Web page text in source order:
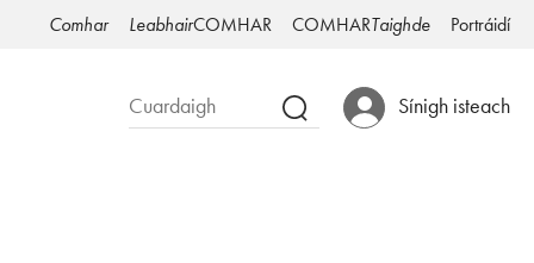
Comhar LeabhairCOMHAR COMHARTaighde Portráidí
Sínigh isteach